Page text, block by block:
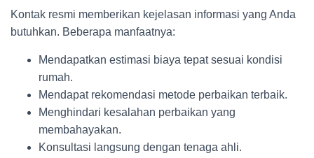
Kontak resmi memberikan kejelasan informasi yang Anda
butuhkan. Beberapa manfaatnya:
Mendapatkan estimasi biaya tepat sesuai kondisi
rumah.
Mendapat rekomendasi metode perbaikan terbaik.
Menghindari kesalahan perbaikan yang
membahayakan.
Konsultasi langsung dengan tenaga ahli.